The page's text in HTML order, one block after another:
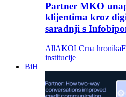
Partner MKO
klijentima kroz
saradnji s
AllAKOLCrna hronika
institucije
BiH